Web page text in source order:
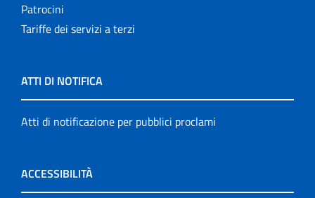
Patrocini
Tariffe dei servizi a terzi
ATTI DI NOTIFICA
Atti di notificazione per pubblici proclami
ACCESSIBILITÀ